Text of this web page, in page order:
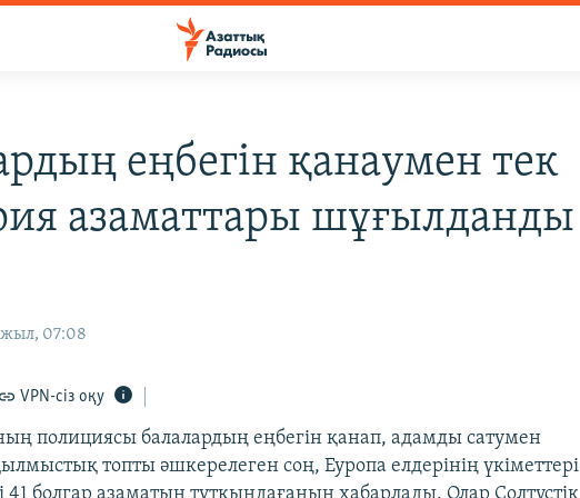
еңбегін қанаумен тек
азаматтары шұғылданды
07:08
VPN-сіз оқу
полициясы балалардың еңбегін қанап, адамды сатумен
топты әшкерелеген соң, Еуропа елдерінің үкіметтері